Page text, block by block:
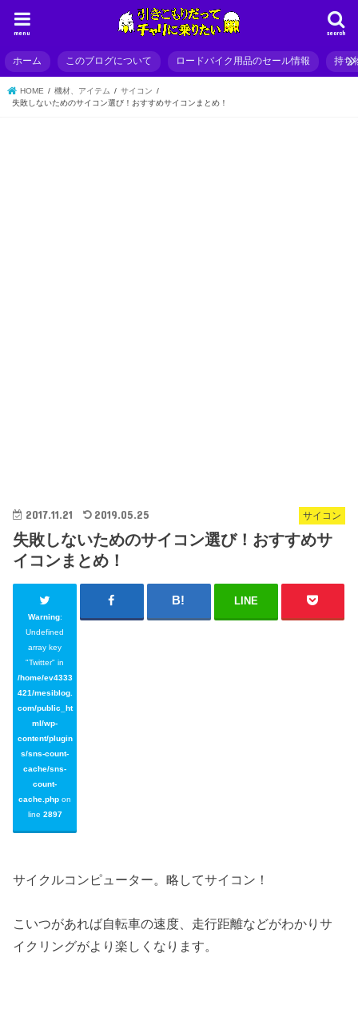
search
menu
ホーム このブログについて ロードバイク用品のセール情報 持ち
HOME 機材、アイテム
サイコン
失敗しないためのサイコン選び！おすすめサイコンまとめ！
サイコン
2017.11.21 2019.05.25
失敗しないためのサイコン選び！おすすめサ
イコンまとめ！
Warning:
Undefined
array key
"Twitter" in
/home/ev4333
421/mesiblog.
com/public_ht
ml/wp-
content/plugin
s/sns-count-
cache/sns-
count-
cache.php on
line 2897
LINE
サイクルコンピューター。略してサイコン！
こいつがあれば自転車の速度、走行距離などがわかりサ
イクリングがより楽しくなります。